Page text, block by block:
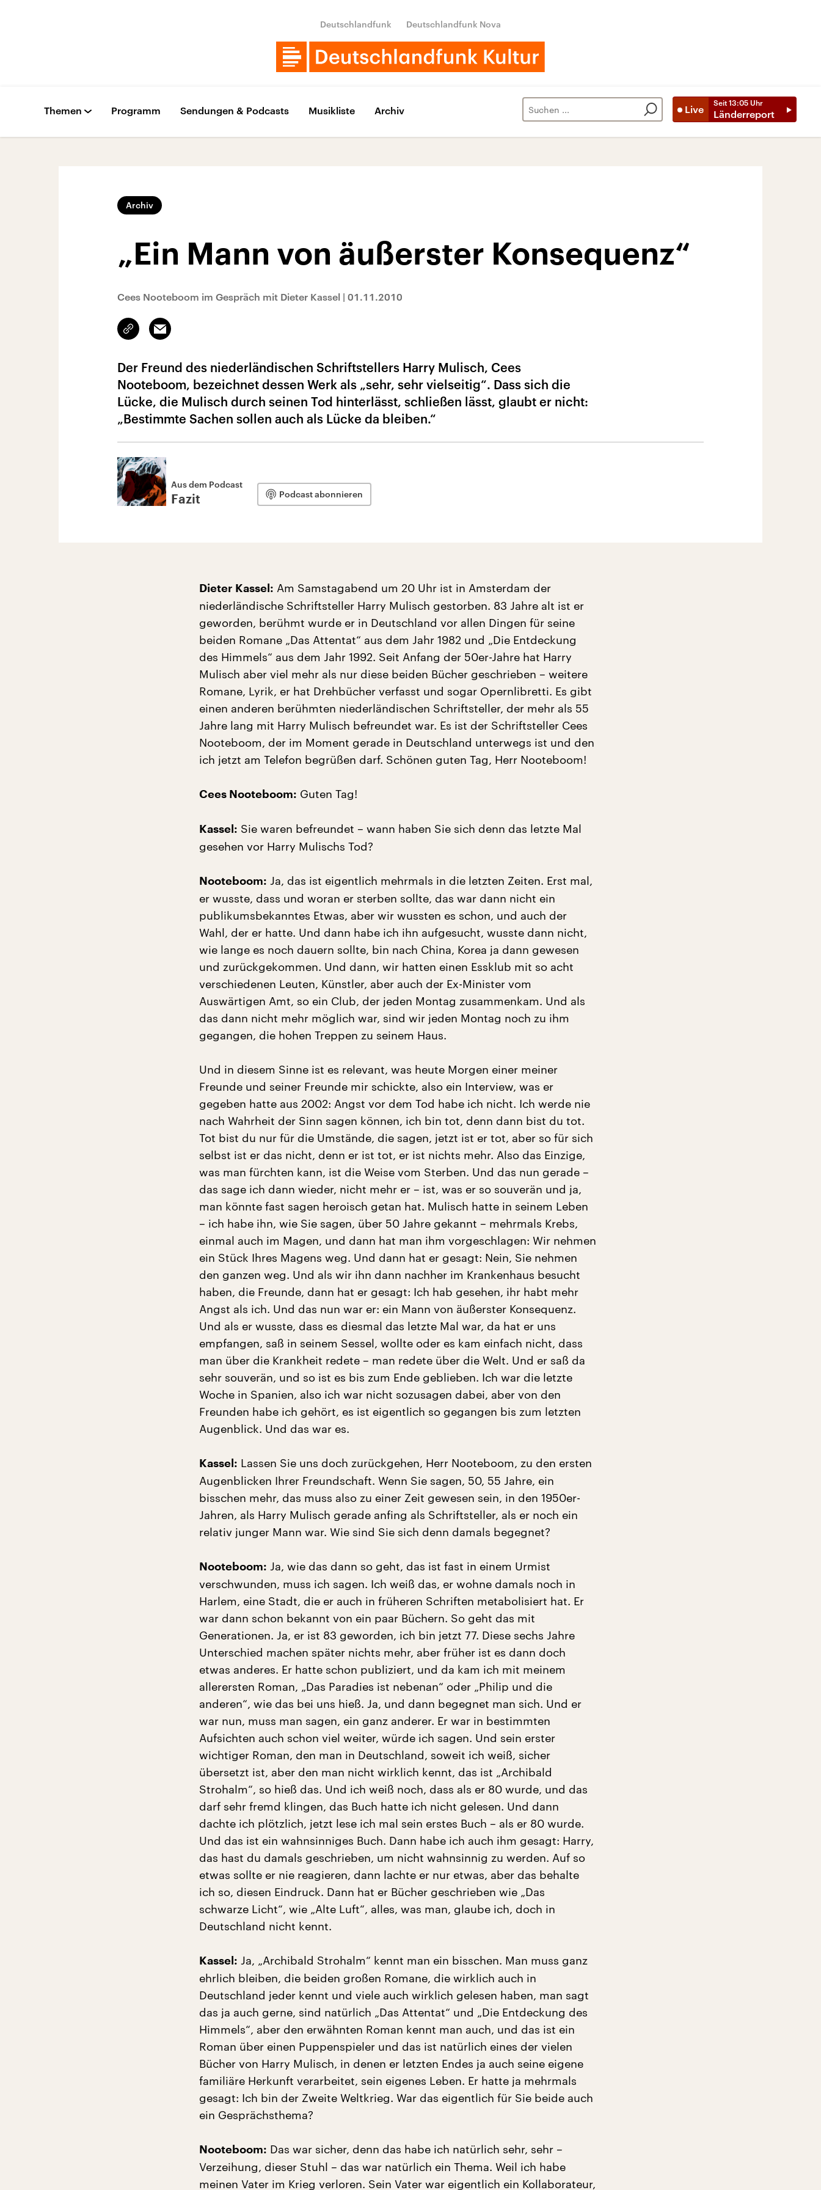
Deutschlandfunk Deutschlandfunk Nova
Live
Seit 13:05 Uhr
Länderreport
Themen Programm Sendungen & Podcasts Musikliste Archiv
Archiv
„Ein Mann von äußerster Konsequenz“
Cees Nooteboom im Gespräch mit Dieter Kassel | 01.11.2010
Link
kopieren/teilen
Email
Der Freund des niederländischen Schriftstellers Harry Mulisch, Cees
Nooteboom, bezeichnet dessen Werk als „sehr, sehr vielseitig“. Dass sich die
Lücke, die Mulisch durch seinen Tod hinterlässt, schließen lässt, glaubt er nicht:
„Bestimmte Sachen sollen auch als Lücke da bleiben.“
Aus dem Podcast
Fazit Podcast abonnieren
Dieter Kassel: Am Samstagabend um 20 Uhr ist in Amsterdam der
niederländische Schriftsteller Harry Mulisch gestorben. 83 Jahre alt ist er
geworden, berühmt wurde er in Deutschland vor allen Dingen für seine
beiden Romane „Das Attentat“ aus dem Jahr 1982 und „Die Entdeckung
des Himmels“ aus dem Jahr 1992. Seit Anfang der 50er-Jahre hat Harry
Mulisch aber viel mehr als nur diese beiden Bücher geschrieben – weitere
Romane, Lyrik, er hat Drehbücher verfasst und sogar Opernlibretti. Es gibt
einen anderen berühmten niederländischen Schriftsteller, der mehr als 55
Jahre lang mit Harry Mulisch befreundet war. Es ist der Schriftsteller Cees
Nooteboom, der im Moment gerade in Deutschland unterwegs ist und den
ich jetzt am Telefon begrüßen darf. Schönen guten Tag, Herr Nooteboom!
Cees Nooteboom: Guten Tag!
Kassel: Sie waren befreundet – wann haben Sie sich denn das letzte Mal
gesehen vor Harry Mulischs Tod?
Nooteboom: Ja, das ist eigentlich mehrmals in die letzten Zeiten. Erst mal,
er wusste, dass und woran er sterben sollte, das war dann nicht ein
publikumsbekanntes Etwas, aber wir wussten es schon, und auch der
Wahl, der er hatte. Und dann habe ich ihn aufgesucht, wusste dann nicht,
wie lange es noch dauern sollte, bin nach China, Korea ja dann gewesen
und zurückgekommen. Und dann, wir hatten einen Essklub mit so acht
verschiedenen Leuten, Künstler, aber auch der Ex-Minister vom
Auswärtigen Amt, so ein Club, der jeden Montag zusammenkam. Und als
das dann nicht mehr möglich war, sind wir jeden Montag noch zu ihm
gegangen, die hohen Treppen zu seinem Haus.
Und in diesem Sinne ist es relevant, was heute Morgen einer meiner
Freunde und seiner Freunde mir schickte, also ein Interview, was er
gegeben hatte aus 2002: Angst vor dem Tod habe ich nicht. Ich werde nie
nach Wahrheit der Sinn sagen können, ich bin tot, denn dann bist du tot.
Tot bist du nur für die Umstände, die sagen, jetzt ist er tot, aber so für sich
selbst ist er das nicht, denn er ist tot, er ist nichts mehr. Also das Einzige,
was man fürchten kann, ist die Weise vom Sterben. Und das nun gerade –
das sage ich dann wieder, nicht mehr er – ist, was er so souverän und ja,
man könnte fast sagen heroisch getan hat. Mulisch hatte in seinem Leben
– ich habe ihn, wie Sie sagen, über 50 Jahre gekannt – mehrmals Krebs,
einmal auch im Magen, und dann hat man ihm vorgeschlagen: Wir nehmen
ein Stück Ihres Magens weg. Und dann hat er gesagt: Nein, Sie nehmen
den ganzen weg. Und als wir ihn dann nachher im Krankenhaus besucht
haben, die Freunde, dann hat er gesagt: Ich hab gesehen, ihr habt mehr
Angst als ich. Und das nun war er: ein Mann von äußerster Konsequenz.
Und als er wusste, dass es diesmal das letzte Mal war, da hat er uns
empfangen, saß in seinem Sessel, wollte oder es kam einfach nicht, dass
man über die Krankheit redete – man redete über die Welt. Und er saß da
sehr souverän, und so ist es bis zum Ende geblieben. Ich war die letzte
Woche in Spanien, also ich war nicht sozusagen dabei, aber von den
Freunden habe ich gehört, es ist eigentlich so gegangen bis zum letzten
Augenblick. Und das war es.
Kassel: Lassen Sie uns doch zurückgehen, Herr Nooteboom, zu den ersten
Augenblicken Ihrer Freundschaft. Wenn Sie sagen, 50, 55 Jahre, ein
bisschen mehr, das muss also zu einer Zeit gewesen sein, in den 1950er-
Jahren, als Harry Mulisch gerade anfing als Schriftsteller, als er noch ein
relativ junger Mann war. Wie sind Sie sich denn damals begegnet?
Nooteboom: Ja, wie das dann so geht, das ist fast in einem Urmist
verschwunden, muss ich sagen. Ich weiß das, er wohne damals noch in
Harlem, eine Stadt, die er auch in früheren Schriften metabolisiert hat. Er
war dann schon bekannt von ein paar Büchern. So geht das mit
Generationen. Ja, er ist 83 geworden, ich bin jetzt 77. Diese sechs Jahre
Unterschied machen später nichts mehr, aber früher ist es dann doch
etwas anderes. Er hatte schon publiziert, und da kam ich mit meinem
allerersten Roman, „Das Paradies ist nebenan“ oder „Philip und die
anderen“, wie das bei uns hieß. Ja, und dann begegnet man sich. Und er
war nun, muss man sagen, ein ganz anderer. Er war in bestimmten
Aufsichten auch schon viel weiter, würde ich sagen. Und sein erster
wichtiger Roman, den man in Deutschland, soweit ich weiß, sicher
übersetzt ist, aber den man nicht wirklich kennt, das ist „Archibald
Strohalm“, so hieß das. Und ich weiß noch, dass als er 80 wurde, und das
darf sehr fremd klingen, das Buch hatte ich nicht gelesen. Und dann
dachte ich plötzlich, jetzt lese ich mal sein erstes Buch – als er 80 wurde.
Und das ist ein wahnsinniges Buch. Dann habe ich auch ihm gesagt: Harry,
das hast du damals geschrieben, um nicht wahnsinnig zu werden. Auf so
etwas sollte er nie reagieren, dann lachte er nur etwas, aber das behalte
ich so, diesen Eindruck. Dann hat er Bücher geschrieben wie „Das
schwarze Licht“, wie „Alte Luft“, alles, was man, glaube ich, doch in
Deutschland nicht kennt.
Kassel: Ja, „Archibald Strohalm“ kennt man ein bisschen. Man muss ganz
ehrlich bleiben, die beiden großen Romane, die wirklich auch in
Deutschland jeder kennt und viele auch wirklich gelesen haben, man sagt
das ja auch gerne, sind natürlich „Das Attentat“ und „Die Entdeckung des
Himmels“, aber den erwähnten Roman kennt man auch, und das ist ein
Roman über einen Puppenspieler und das ist natürlich eines der vielen
Bücher von Harry Mulisch, in denen er letzten Endes ja auch seine eigene
familiäre Herkunft verarbeitet, sein eigenes Leben. Er hatte ja mehrmals
gesagt: Ich bin der Zweite Weltkrieg. War das eigentlich für Sie beide auch
ein Gesprächsthema?
Nooteboom: Das war sicher, denn das habe ich natürlich sehr, sehr –
Verzeihung, dieser Stuhl – das war natürlich ein Thema. Weil ich habe
meinen Vater im Krieg verloren. Sein Vater war eigentlich ein Kollaborateur,